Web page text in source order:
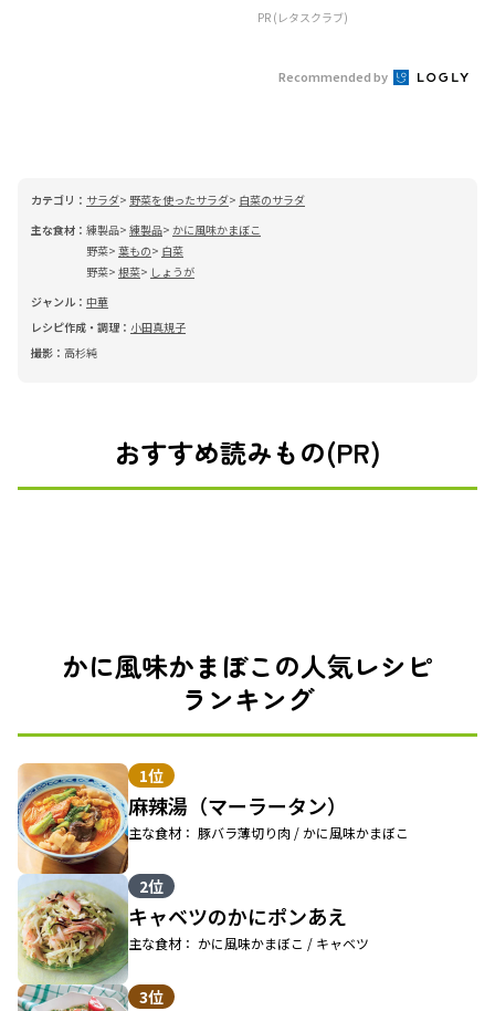
PR (レタスクラブ)
Recommended by
カテゴリ： サラダ 野菜を使ったサラダ
白菜のサラダ
主な食材： 練製品 練製品
かに風味かまぼこ
野菜 葉もの
白菜
野菜 根菜
しょうが
ジャンル： 中華
レシピ作成・調理： 小田真規子
撮影： 高杉純
おすすめ読みもの(PR)
かに風味かまぼこの人気レシピ
ランキング
1位
麻辣湯（マーラータン）
主な食材： 豚バラ薄切り肉 / かに風味かまぼこ
2位
キャベツのかにポンあえ
主な食材： かに風味かまぼこ / キャベツ
3位